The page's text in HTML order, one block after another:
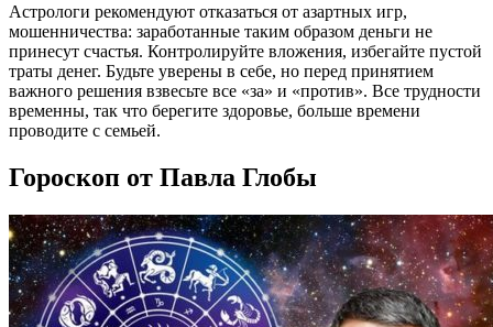
Астрологи рекомендуют отказаться от азартных игр,
мошенничества: заработанные таким образом деньги не
принесут счастья. Контролируйте вложения, избегайте пустой
траты денег. Будьте уверены в себе, но перед принятием
важного решения взвесьте все «за» и «против». Все трудности
временны, так что берегите здоровье, больше времени
проводите с семьей.
Гороскоп от Павла Глобы